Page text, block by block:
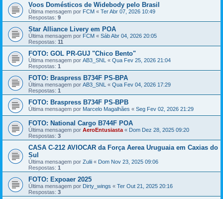
Voos Domésticos de Widebody pelo Brasil
Última mensagem por FCM « Ter Abr 07, 2026 10:49
Respostas: 9
Star Alliance Livery em POA
Última mensagem por FCM « Sáb Abr 04, 2026 20:05
Respostas: 11
FOTO: GOL PR-GUJ "Chico Bento"
Última mensagem por AB3_SNL « Qua Fev 25, 2026 21:04
Respostas: 1
FOTO: Braspress B734F PS-BPA
Última mensagem por AB3_SNL « Qua Fev 04, 2026 17:29
Respostas: 1
FOTO: Braspress B734F PS-BPB
Última mensagem por Marcelo Magalhães « Seg Fev 02, 2026 21:29
FOTO: National Cargo B744F POA
Última mensagem por AeroEntusiasta « Dom Dez 28, 2025 09:20
Respostas: 3
CASA C-212 AVIOCAR da Força Aerea Uruguaia em Caxias do
Sul
Última mensagem por Zulii « Dom Nov 23, 2025 09:06
Respostas: 1
FOTO: Expoaer 2025
Última mensagem por Dirty_wings « Ter Out 21, 2025 20:16
Respostas: 3